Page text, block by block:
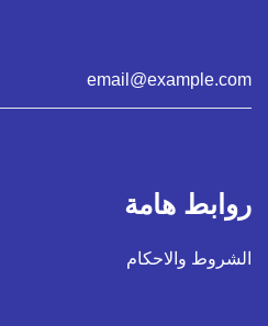
روابط هامة
الشروط والاحكام